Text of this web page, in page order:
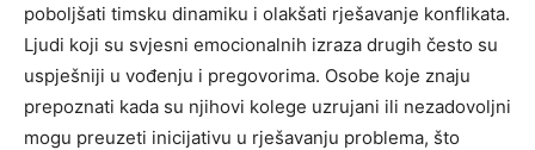
poboljšati timsku dinamiku i olakšati rješavanje konflikata.
Ljudi koji su svjesni emocionalnih izraza drugih često su
uspješniji u vođenju i pregovorima. Osobe koje znaju
prepoznati kada su njihovi kolege uzrujani ili nezadovoljni
mogu preuzeti inicijativu u rješavanju problema, što